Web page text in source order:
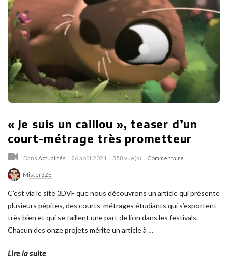
« Je suis un caillou », teaser d’un
court-métrage très prometteur
Dans Actualités 26 août 2021 358 vue(s) Commentaire
Mister3ZE
C’est via le site 3DVF que nous découvrons un article qui présente
plusieurs pépites, des courts-métrages étudiants qui s’exportent
très bien et qui se taillent une part de lion dans les festivals.
Chacun des onze projets mérite un article à …
Lire la suite